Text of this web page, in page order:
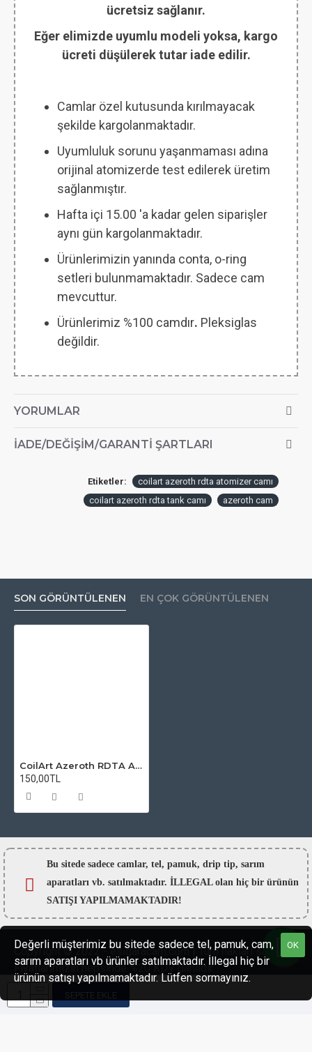
ücretsiz sağlanır.
Eğer elimizde uyumlu modeli yoksa, kargo
ücreti düşülerek tutar iade edilir.
Camlar özel kutusunda kırılmayacak
şekilde kargolanmaktadır.
Uyumluluk sorunu yaşanmaması adına
orijinal atomizerde test edilerek üretim
sağlanmıştır.
Hafta içi 15.00 'a kadar gelen siparişler
aynı gün kargolanmaktadır.
Ürünlerimizin yanında conta, o-ring
setleri bulunmamaktadır. Sadece cam
mevcuttur.
Ürünlerimiz %100 camdır. Pleksiglas
değildir.
YORUMLAR
İADE/DEĞIŞIM/GARANTI ŞARTLARI
Etiketler:
coilart azeroth rdta atomizer camı
coilart azeroth rdta tank camı
azeroth cam
SON GÖRÜNTÜLENEN EN ÇOK GÖRÜNTÜLENEN
CoilArt Azeroth RDTA Atomizer Camı
150,00TL
Bu sitede sadece camlar, tel, pamuk, drip tip, sarım
aparatları vb. satılmaktadır. İLLEGAL olan hiç bir ürünün
SATIŞI YAPILMAMAKTADIR!
Copyright © 2022 - esigaracam.com | Tüm hakları saklıdır.
Fiyatlarımızın hepsinde %20 KDV dahildir.
OK
Değerli müşterimiz bu sitede sadece tel, pamuk, cam,
sarım aparatları vb ürünler satılmaktadır. İllegal hiç bir
ürünün satışı yapılmamaktadır. Lütfen sormayınız.